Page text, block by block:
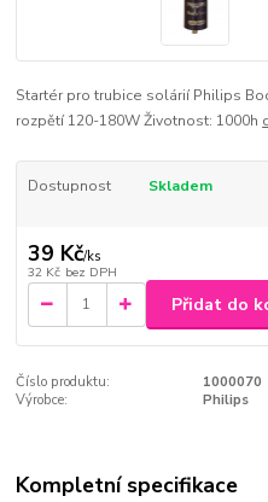
Startér pro trubice solárií Philips
rozpětí 120-180W Životnost: 1000h
Dostupnost Skladem
39 Kč/ks
32 Kč bez DPH
Přidat do
Číslo produktu:
1000070
Výrobce:
Philips
Kompletní specifikace